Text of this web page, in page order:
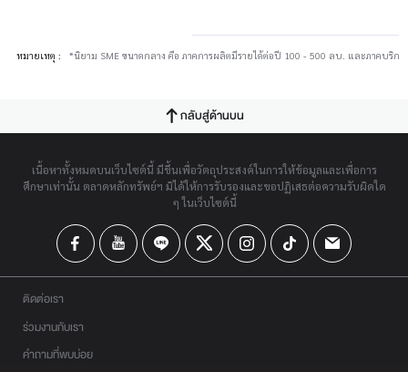
หมายเหตุ : *นิยาม SME ขนาดกลาง คือ ภาคการผลิตมีรายได้ต่อปี 100 - 500 ลบ. และภาคบริก
กลับสู่ด้านบน
เนื้อหาทั้งหมดบนเว็บไซต์นี้ มีขึ้นเพื่อวัตถุประสงค์ในการให้ข้อมูลและเพื่อการ
ศึกษาเท่านั้น ตลาดหลักทรัพย์ฯ มิได้ให้การรับรองและขอปฏิเสธต่อความรับผิดใด
ๆ ในเว็บไซต์นี้
ติดต่อเรา
ร่วมงานกับเรา
คำถามที่พบบ่อย